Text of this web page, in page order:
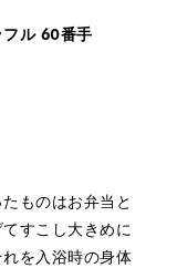
ル 60番手
ものはお弁当と
すこし大きめに
を入浴時の身体